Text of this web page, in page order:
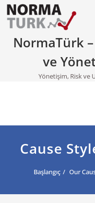
Skip
content
NormaTürk –
ve
Yönetişim, Risk ve
Cause
Başlangıç Our